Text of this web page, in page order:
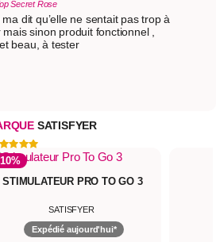
Secret Rose
dit qu’elle ne sentait pas trop à
mais sinon produit fonctionnel ,
beau, à tester
SATISFYER